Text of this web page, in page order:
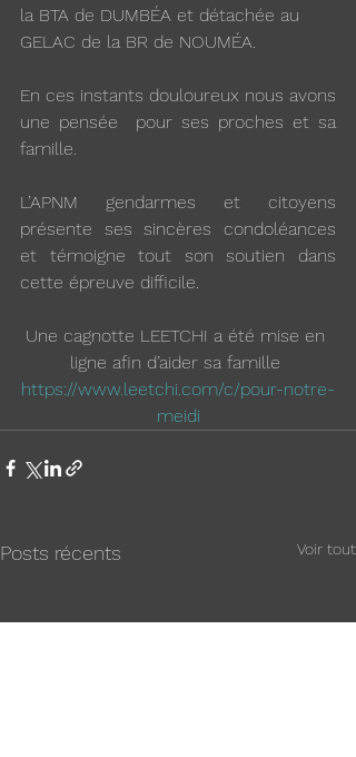
la BTA de DUMBÉA et détachée au
GELAC de la BR de NOUMÉA.
En ces instants douloureux nous avons
une pensée  pour ses proches et sa
famille.
L’APNM gendarmes et citoyens
présente ses sincères condoléances
et témoigne tout son soutien dans
cette épreuve difficile.
Une cagnotte LEETCHI a été mise en
ligne afin d’aider sa famille
https://www.leetchi.com/c/pour-notre-
meidi
Posts récents Voir tout